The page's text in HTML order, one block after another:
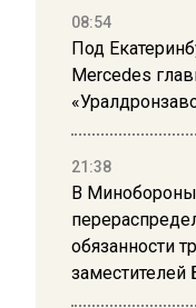
08:54
Под
Mercedes
21:38
В Минобороны
обязанности
заместителей